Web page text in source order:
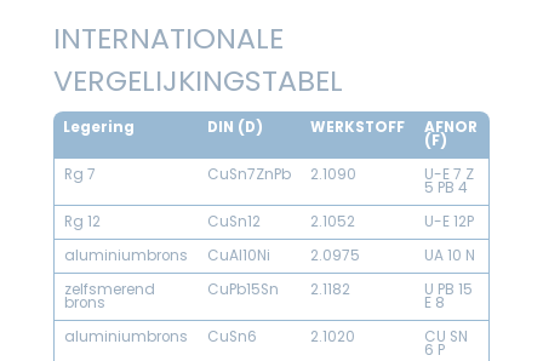
INTERNATIONALE
VERGELIJKINGSTABEL
Legering DIN (D) WERKSTOFF AFNOR
(F)
Rg 7
CuSn7ZnPb 2.1090 U-E 7 Z
5 PB 4
Rg 12
CuSn12 2.1052
U-E 12P
aluminiumbrons
CuAl10Ni 2.0975
UA 10 N
zelfsmerend
brons
CuPb15Sn 2.1182 U PB 15
E 8
aluminiumbrons
CuSn6 2.1020 CU SN
6 P